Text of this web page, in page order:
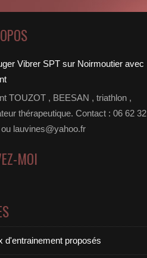
TOUZOT , BEESAN , triathlon ,
thérapeutique. Contact : 06 62 32
lauvines@yahoo.fr
MOI
d'entrainement proposés